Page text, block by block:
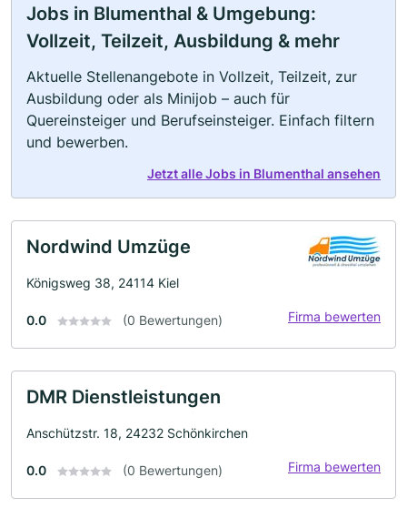
Jobs in Blumenthal & Umgebung:
Vollzeit, Teilzeit, Ausbildung & mehr
Aktuelle Stellenangebote in Vollzeit, Teilzeit, zur
Ausbildung oder als Minijob – auch für
Quereinsteiger und Berufseinsteiger. Einfach filtern
und bewerben.
Jetzt alle Jobs in Blumenthal ansehen
Nordwind Umzüge
Königsweg 38, 24114 Kiel
0.0 (0 Bewertungen) Firma bewerten
DMR Dienstleistungen
Anschützstr. 18, 24232 Schönkirchen
0.0 (0 Bewertungen) Firma bewerten